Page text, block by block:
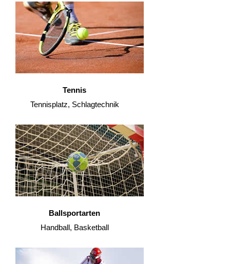
Tennis
Tennisplatz, Schlagtechnik
Ballsportarten
Handball, Basketball